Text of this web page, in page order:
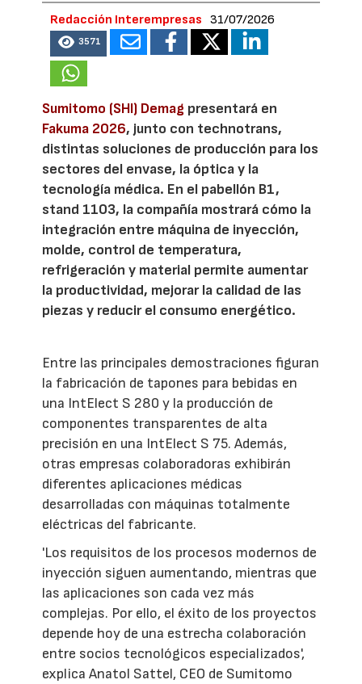
Redacción Interempresas 31/07/2026
3571
Sumitomo (SHI) Demag presentará en
Fakuma 2026, junto con technotrans,
distintas soluciones de producción para los
sectores del envase, la óptica y la
tecnología médica. En el pabellón B1,
stand 1103, la compañía mostrará cómo la
integración entre máquina de inyección,
molde, control de temperatura,
refrigeración y material permite aumentar
la productividad, mejorar la calidad de las
piezas y reducir el consumo energético.
Entre las principales demostraciones figuran
la fabricación de tapones para bebidas en
una IntElect S 280 y la producción de
componentes transparentes de alta
precisión en una IntElect S 75. Además,
otras empresas colaboradoras exhibirán
diferentes aplicaciones médicas
desarrolladas con máquinas totalmente
eléctricas del fabricante.
'Los requisitos de los procesos modernos de
inyección siguen aumentando, mientras que
las aplicaciones son cada vez más
complejas. Por ello, el éxito de los proyectos
depende hoy de una estrecha colaboración
entre socios tecnológicos especializados',
explica Anatol Sattel, CEO de Sumitomo